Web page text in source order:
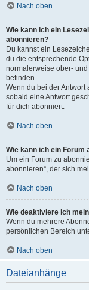
Nach oben
Wie kann ich ein
abonnieren?
Du kannst ein
du die entsprechende
normalerweise ober-
befinden.
Wenn du bei der Antwort
sobald eine Antwort
für dich abonniert.
Nach oben
Wie kann ich ein Forum
Um ein Forum zu
abonnieren“, der sich
Nach oben
Wie deaktiviere ich
Wenn du mehrere
persönlichen Bereich
Nach oben
Dateianhänge